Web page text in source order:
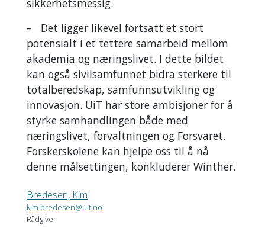
sikkerhetsmessig.
– Det ligger likevel fortsatt et stort
potensialt i et tettere samarbeid mellom
akademia og næringslivet. I dette bildet
kan også sivilsamfunnet bidra sterkere til
totalberedskap, samfunnsutvikling og
innovasjon. UiT har store ambisjoner for å
styrke samhandlingen både med
næringslivet, forvaltningen og Forsvaret.
Forskerskolene kan hjelpe oss til å nå
denne målsettingen, konkluderer Winther.
Bredesen, Kim
kim.bredesen@uit.no
Rådgiver